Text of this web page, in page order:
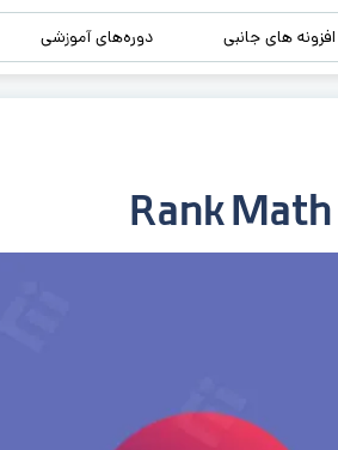
افزونه های جانبی دوره‌های آموزشی